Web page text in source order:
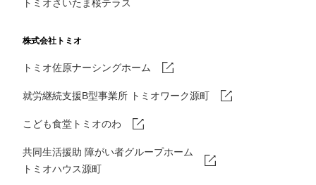
トミオさいたま桜テラス
株式会社トミオ
トミオ佐原ナーシングホーム
就労継続支援B型事業所 トミオワーク源町
こども食堂トミオのわ
共同生活援助 障がい者グループホーム
トミオハウス源町